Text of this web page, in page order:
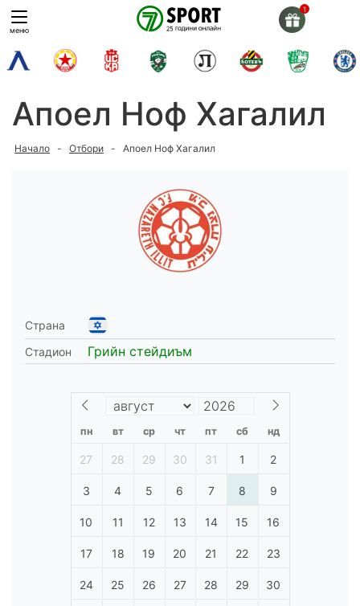
Skip
to
content
меню
Апоел Ноф Хагалил
Начало - Отбори - Апоел Ноф Хагалил
Страна
Стадион
Грийн стейдиъм
пн вт ср чт пт сб нд
27 28 29 30 31 1 2
3 4 5 6 7 8 9
10 11 12 13 14 15 16
17 18 19 20 21 22 23
24 25 26 27 28 29 30